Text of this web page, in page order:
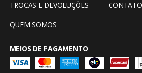
TROCAS E DEVOLUÇÔES
CONTATO
QUEM SOMOS
MEIOS DE PAGAMENTO